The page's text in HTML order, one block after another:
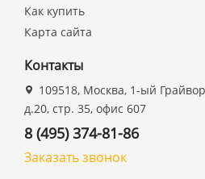
Как купить
Карта сайта
Контакты
109518, Москва, 1-ый
д.20, стр. 35, офис 607
8 (495) 374-81-86
Заказать звонок